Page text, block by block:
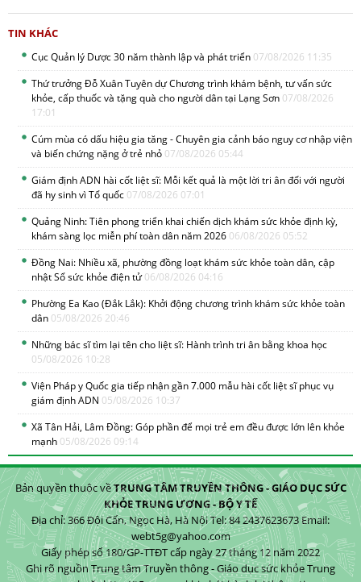
TIN KHÁC
Cục Quản lý Dược 30 năm thành lập và phát triển 07/08/2026 11:35
Thứ trưởng Đỗ Xuân Tuyên dự Chương trình khám bệnh, tư vấn sức
khỏe, cấp thuốc và tặng quà cho người dân tại Lạng Sơn 07/08/2026
17:01
Cúm mùa có dấu hiệu gia tăng - Chuyên gia cảnh báo nguy cơ nhập viện
và biến chứng nặng ở trẻ nhỏ 07/08/2026 05:44
Giám định ADN hài cốt liệt sĩ: Mỗi kết quả là một lời tri ân đối với người
đã hy sinh vì Tổ quốc 07/08/2026 07:01
Quảng Ninh: Tiên phong triển khai chiến dịch khám sức khỏe định kỳ,
khám sàng lọc miễn phí toàn dân năm 2026 06/08/2026 05:52
Đồng Nai: Nhiều xã, phường đồng loạt khám sức khỏe toàn dân, cập
nhật Sổ sức khỏe điện tử06/08/2026 04:16
Phường Ea Kao (Đắk Lắk): Khởi động chương trình khám sức khỏe toàn
dân 05/08/2026 20:46
Những bác sĩ tìm lại tên cho liệt sĩ: Hành trình tri ân bằng khoa học
05/08/2026 10:28
Viện Pháp y Quốc gia tiếp nhận gần 7.000 mẫu hài cốt liệt sĩ phục vụ
giám định ADN 05/08/2026 10:37
Xã Tân Hải, Lâm Đồng: Góp phần để mọi trẻ em đều được lớn lên khỏe
mạnh 05/08/2026 09:14
Bản quyền thuộc vềTRUNG TÂM TRUYỀN THÔNG - GIÁO DỤC SỨC
KHỎE TRUNG ƯƠNG - BỘ Y TẾ
Địa chỉ: 366 Đội Cấn, Ngọc Hà, Hà Nội Tel: 84 2437623673 Email:
webt5g@yahoo.com
Giấy phép số 180/GP-TTĐT cấp ngày 27 tháng 12 năm 2022
Ghi rõ nguồn Trung tâm Truyền thông - Giáo dục sức khỏe Trung